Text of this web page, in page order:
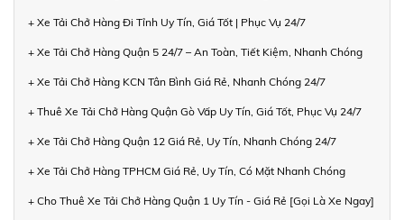
+ Xe Tải Chở Hàng Đi Tỉnh Uy Tín, Giá Tốt | Phục Vụ 24/7
+ Xe Tải Chở Hàng Quận 5 24/7 – An Toàn, Tiết Kiệm, Nhanh Chóng
+ Xe Tải Chở Hàng KCN Tân Bình Giá Rẻ, Nhanh Chóng 24/7
+ Thuê Xe Tải Chở Hàng Quận Gò Vấp Uy Tín, Giá Tốt, Phục Vụ 24/7
+ Xe Tải Chở Hàng Quận 12 Giá Rẻ, Uy Tín, Nhanh Chóng 24/7
+ Xe Tải Chở Hàng TPHCM Giá Rẻ, Uy Tín, Có Mặt Nhanh Chóng
+ Cho Thuê Xe Tải Chở Hàng Quận 1 Uy Tín - Giá Rẻ [Gọi Là Xe Ngay]